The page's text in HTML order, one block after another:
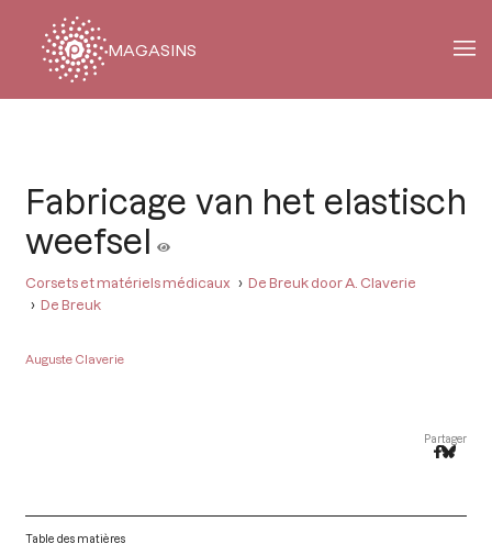
MAGASINS
Fabricage van het elastisch
weefsel
Corsets et matériels médicaux
De Breuk door A. Claverie
De Breuk
Auguste Claverie
Partager
Table des matières